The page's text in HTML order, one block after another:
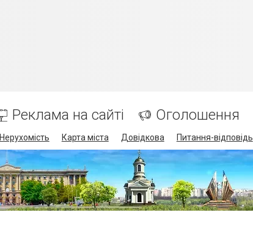
Реклама на сайті Оголошення
Нерухомість Карта міста Довідкова Питання-відповідь